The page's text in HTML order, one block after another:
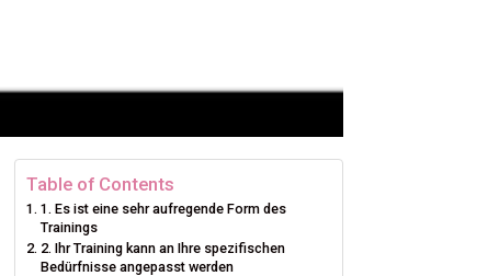
Table of Contents
1. Es ist eine sehr aufregende Form des
Trainings
2. Ihr Training kann an Ihre spezifischen
Bedürfnisse angepasst werden